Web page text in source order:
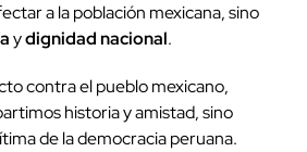
a la población mexicana, sino
ydignidad nacional.
contra el pueblo mexicano,
historia y amistad, sino
de la democracia peruana.